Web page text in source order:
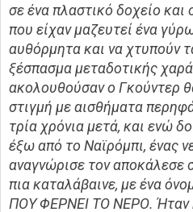
σε ένα πλαστικό δοχείο και
που είχαν μαζευτεί ένα
αυθόρμητα και να χτυπούν
ξέσπασμα μεταδοτικής
ακολουθούσαν ο Γκούντερ
στιγμή με αισθήματα
τρία χρόνια μετά, και ενώ
έξω από το Ναϊρόμπι, ένας
αναγνώρισε τον αποκάλεσε
πια καταλάβαινε, με ένα
ΠΟΥ ΦΕΡΝΕΙ ΤΟ ΝΕΡΟ. Ήταν